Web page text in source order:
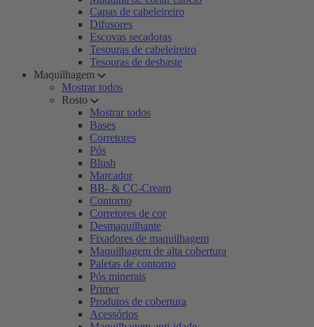
Capas de cabeleireiro
Difusores
Escovas secadoras
Tesouras de cabeleireiro
Tesouras de desbaste
Maquilhagem
Mostrar todos
Rosto
Mostrar todos
Bases
Corretores
Pós
Blush
Marcador
BB- & CC-Cream
Contorno
Corretores de cor
Desmaquilhante
Fixadores de maquilhagem
Maquilhagem de alta cobertura
Paletas de contorno
Pós minerais
Primer
Produtos de cobertura
Acessórios